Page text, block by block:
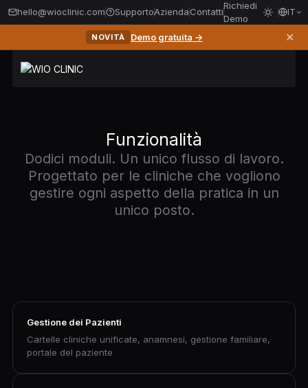
hello@wioclinic.com SupportoAziendaContatti
Richiedi
Demo
IT
NOVITÀ Demo gratuita → ✕
Funzionalità
Dodici moduli. Un unico flusso di lavoro.
Progettato per le cliniche che vogliono
gestire ogni aspetto della pratica in un
unico posto.
Gestione dei Pazienti
Cartelle cliniche unificate, anamnesi, gestione familiare,
portale del paziente